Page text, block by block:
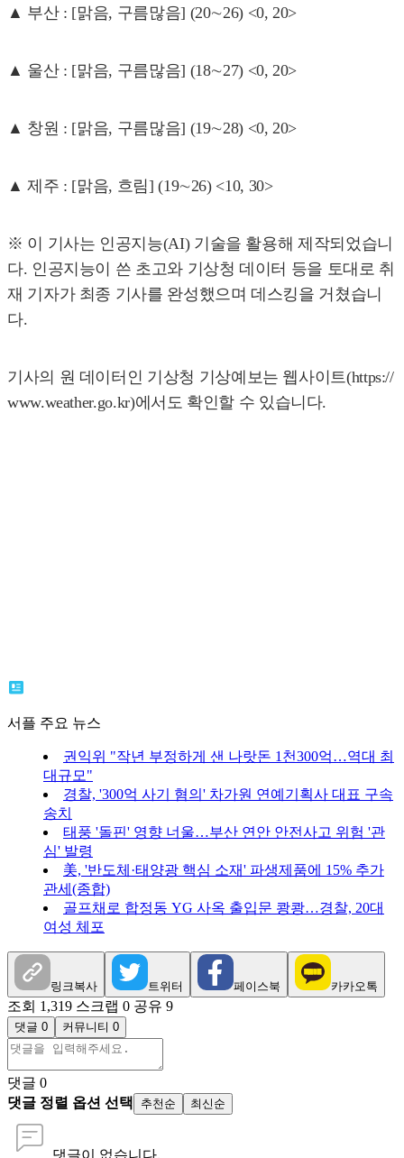
▲ 부산 : [맑음, 구름많음] (20∼26) <0, 20>
▲ 울산 : [맑음, 구름많음] (18∼27) <0, 20>
▲ 창원 : [맑음, 구름많음] (19∼28) <0, 20>
▲ 제주 : [맑음, 흐림] (19∼26) <10, 30>
※ 이 기사는 인공지능(AI) 기술을 활용해 제작되었습니
다. 인공지능이 쓴 초고와 기상청 데이터 등을 토대로 취
재 기자가 최종 기사를 완성했으며 데스킹을 거쳤습니
다.
기사의 원 데이터인 기상청 기상예보는 웹사이트(https://
www.weather.go.kr)에서도 확인할 수 있습니다.
서플 주요 뉴스
권익위 "작년 부정하게 샌 나랏돈 1천300억…역대 최
대규모"
경찰, '300억 사기 혐의' 차가원 연예기획사 대표 구속
송치
태풍 '돌핀' 영향 너울…부산 연안 안전사고 위험 '관
심' 발령
美, '반도체·태양광 핵심 소재' 파생제품에 15% 추가
관세(종합)
골프채로 합정동 YG 사옥 출입문 쾅쾅…경찰, 20대
여성 체포
링크복사 트위터 페이스북 카카오톡
조회 1,319 스크랩 0 공유 9
댓글 0 커뮤니티 0
댓글 0
댓글 정렬 옵션 선택
추천순 최신순
댓글이 없습니다.